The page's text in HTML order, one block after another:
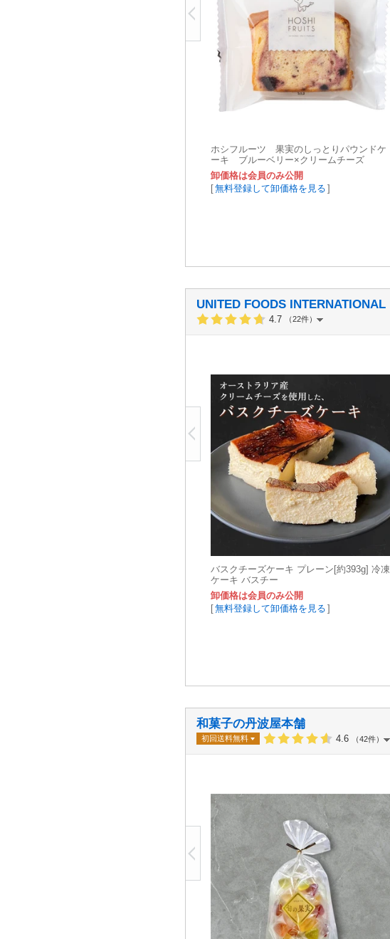
ホシフルーツ 果実のしっとりパウンドケ
ーキ ブルーベリー×クリームチーズ
卸価格は会員のみ公開
[無料登録して卸価格を見る ]
UNITED FOODS INTERNATIONAL
4.7 （22件）
バスクチーズケーキ プレーン[約393g] 冷凍
ケーキ バスチー
卸価格は会員のみ公開
[無料登録して卸価格を見る ]
和菓子の丹波屋本舗
初回送料無料 4.6 （42件）